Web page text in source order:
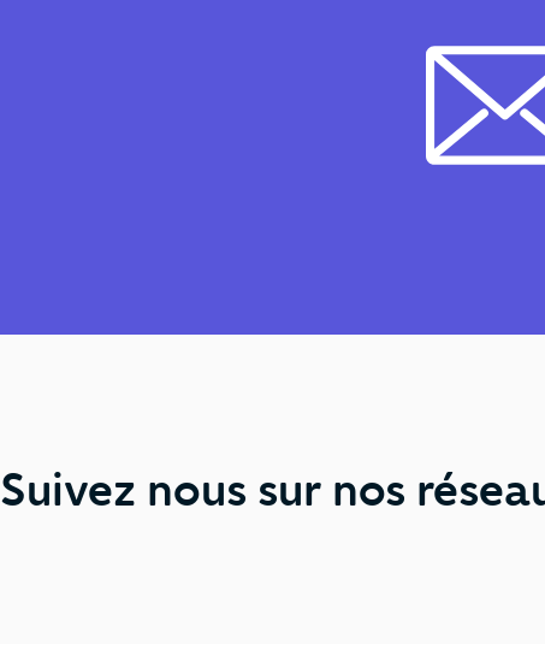
Suivez nous sur nos